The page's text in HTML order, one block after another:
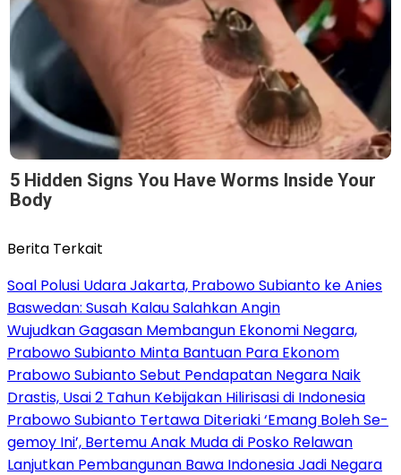
5 Hidden Signs You Have Worms Inside Your
Body
Berita Terkait
Soal Polusi Udara Jakarta, Prabowo Subianto ke Anies
Baswedan: Susah Kalau Salahkan Angin
Wujudkan Gagasan Membangun Ekonomi Negara,
Prabowo Subianto Minta Bantuan Para Ekonom
Prabowo Subianto Sebut Pendapatan Negara Naik
Drastis, Usai 2 Tahun Kebijakan Hilirisasi di Indonesia
Prabowo Subianto Tertawa Diteriaki ‘Emang Boleh Se-
gemoy Ini’, Bertemu Anak Muda di Posko Relawan
Lanjutkan Pembangunan Bawa Indonesia Jadi Negara